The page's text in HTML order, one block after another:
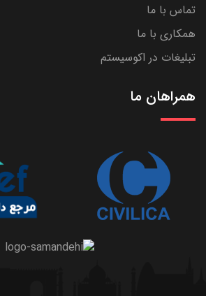
تماس با ما
همکاری با ما
تبلیغات در اکوسیستم
همراهان ما